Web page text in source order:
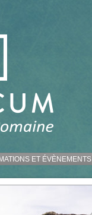
ET ÉVÈNEMENTS